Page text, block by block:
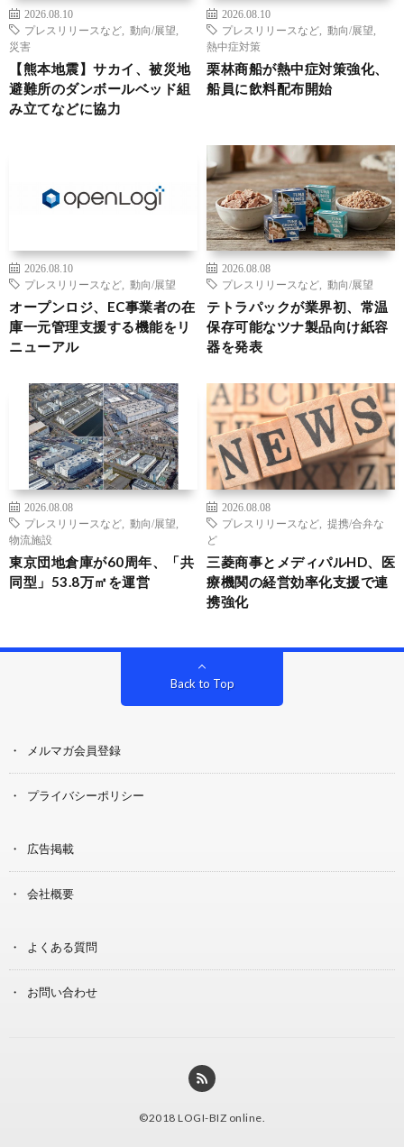
2026.08.10
プレスリリースなど
動向/展望
災害
【熊本地震】サカイ、被災地
避難所のダンボールベッド組
み立てなどに協力
2026.08.10
プレスリリースなど
動向/展望
熱中症対策
栗林商船が熱中症対策強化、
船員に飲料配布開始
2026.08.10
プレスリリースなど
動向/展望
オープンロジ、EC事業者の在
庫一元管理支援する機能をリ
ニューアル
2026.08.08
プレスリリースなど
動向/展望
テトラパックが業界初、常温
保存可能なツナ製品向け紙容
器を発表
2026.08.08
プレスリリースなど
動向/展望
物流施設
東京団地倉庫が60周年、「共
同型」53.8万㎡を運営
2026.08.08
プレスリリースなど
提携/合弁な
ど
三菱商事とメディパルHD、医
療機関の経営効率化支援で連
携強化
Back to Top
メルマガ会員登録
プライバシーポリシー
広告掲載
会社概要
よくある質問
お問い合わせ
©2018 LOGI-BIZ online